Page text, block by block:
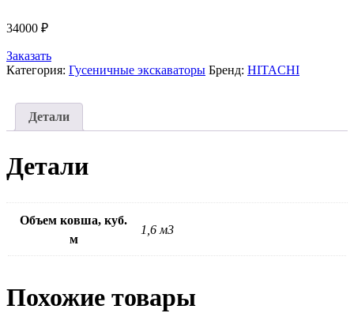
34000 ₽
Заказать
Категория: Гусеничные экскаваторы Бренд: HITACHI
Детали
Детали
Объем ковша, куб.
м
1,6 м3
Похожие товары